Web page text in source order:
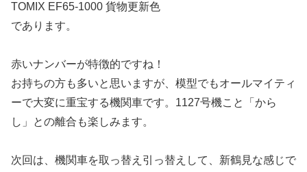
TOMIX EF65-1000 貨物更新色
であります。
赤いナンバーが特徴的ですね！
お持ちの方も多いと思いますが、模型でもオールマイティ
ーで大変に重宝する機関車です。1127号機こと「から
し」との離合も楽しみます。
次回は、機関車を取っ替え引っ替えして、新鶴見な感じで